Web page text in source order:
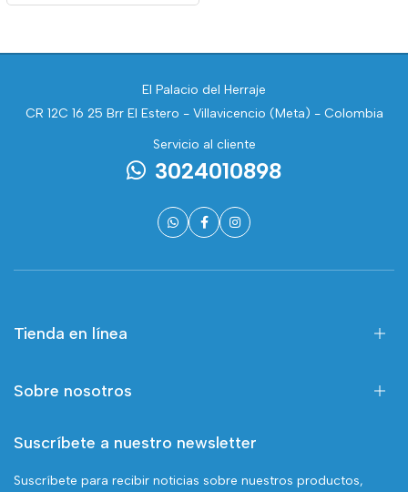
El Palacio del Herraje
CR 12C 16 25 Brr El Estero - Villavicencio (Meta) - Colombia
Servicio al cliente
3024010898
Tienda en línea
Sobre nosotros
Suscríbete a nuestro newsletter
Suscríbete para recibir noticias sobre nuestros productos,